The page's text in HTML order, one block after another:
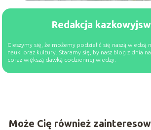
Redakcja
Cieszymy się, że możemy podzielić się naszą wiedzą
nauki oraz kultury. Staramy się, by nasz blog z dnia
coraz większą dawką codziennej wiedzy.
Może Cię również